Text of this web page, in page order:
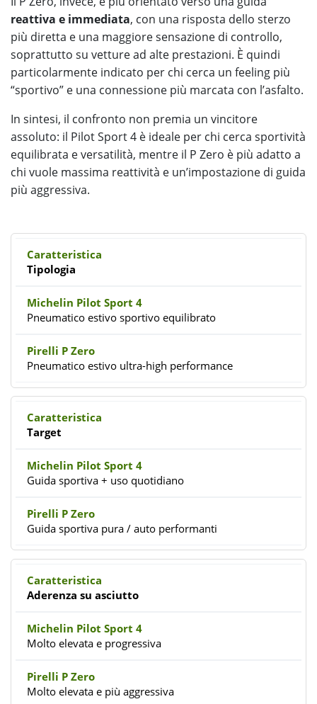
reattiva e immediata, con una risposta dello sterzo
più diretta e una maggiore sensazione di controllo,
soprattutto su vetture ad alte prestazioni. È quindi
particolarmente indicato per chi cerca un feeling più
“sportivo” e una connessione più marcata con l’asfalto.
In sintesi, il confronto non premia un vincitore
assoluto: il Pilot Sport 4 è ideale per chi cerca sportività
equilibrata e versatilità, mentre il P Zero è più adatto a
chi vuole massima reattività e un’impostazione di guida
più aggressiva.
Tipologia
Pneumatico estivo sportivo equilibrato
Pneumatico estivo ultra-high performance
Target
Guida sportiva + uso quotidiano
Guida sportiva pura / auto performanti
Aderenza su asciutto
Molto elevata e progressiva
Molto elevata e più aggressiva